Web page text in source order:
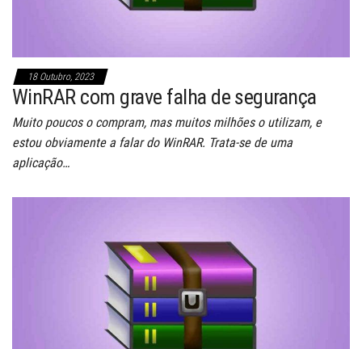
18 Outubro, 2023
WinRAR com grave falha de segurança
Muito poucos o compram, mas muitos milhões o utilizam, e
estou obviamente a falar do WinRAR. Trata-se de uma
aplicação…